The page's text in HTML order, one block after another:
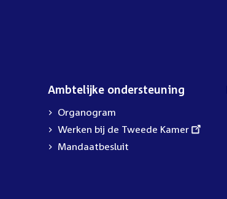
Ambtelijke ondersteuning
Organogram
External
link:
Werken bij de Tweede Kamer
Mandaatbesluit